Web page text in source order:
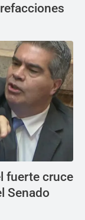
fuerte cruce
Senado